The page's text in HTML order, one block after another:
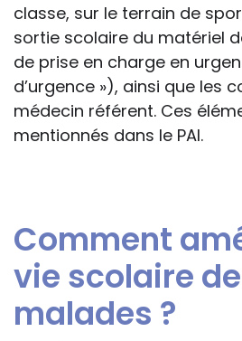
classe, sur le terrain de
sortie scolaire du matériel
de prise en charge en
d’urgence »), ainsi que les
médecin référent. Ces
mentionnés dans le PAI.
Comment
vie scolaire
malades ?